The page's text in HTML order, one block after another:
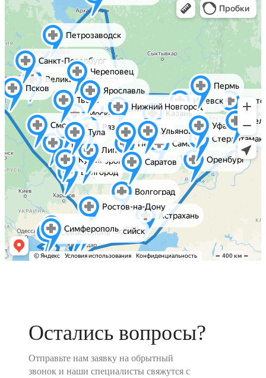
Остались вопросы?
Отправьте нам заявку на обрытный
звонок и наши специалисты свяжутся с